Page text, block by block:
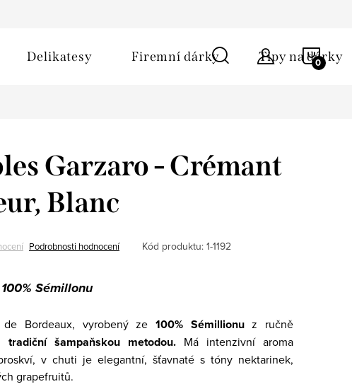
Delikatesy Firemní dárky Tipy na dárky
Garzaro - Crémant
Blanc
Podrobnosti hodnocení Kód produktu: 1-1192
Sémillonu
de Bordeaux, vyrobený ze 100% Sémillionuz ručně
tradiční šampaňskou metodou. Má intenzivní aroma
v chuti je elegantní, šťavnaté s tóny nektarinek,
grapefruitů.